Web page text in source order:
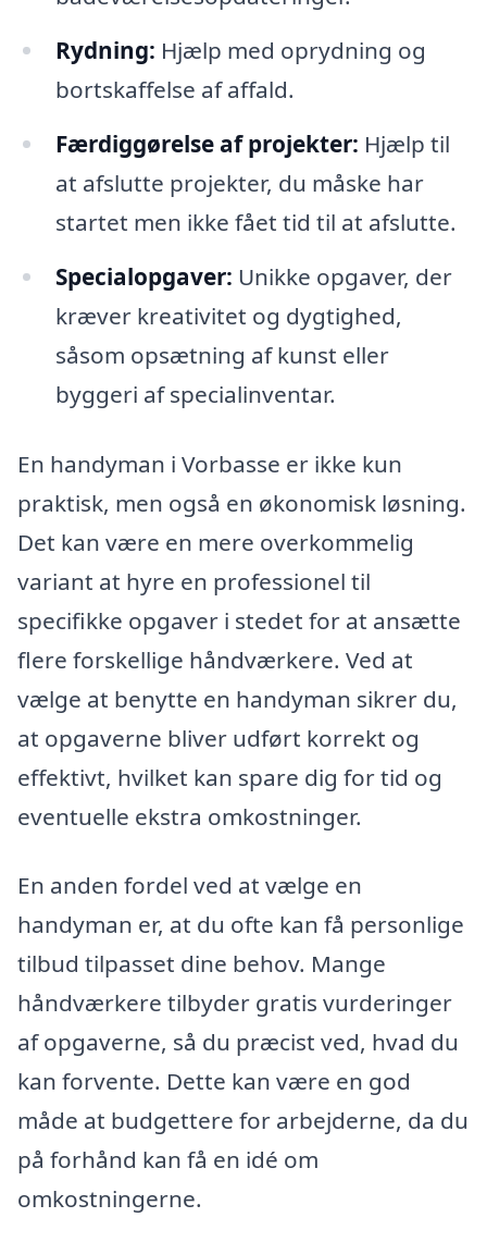
Rydning: Hjælp med oprydning og
bortskaffelse af affald.
Færdiggørelse af projekter: Hjælp til
at afslutte projekter, du måske har
startet men ikke fået tid til at afslutte.
Specialopgaver: Unikke opgaver, der
kræver kreativitet og dygtighed,
såsom opsætning af kunst eller
byggeri af specialinventar.
En handyman i Vorbasse er ikke kun
praktisk, men også en økonomisk løsning.
Det kan være en mere overkommelig
variant at hyre en professionel til
specifikke opgaver i stedet for at ansætte
flere forskellige håndværkere. Ved at
vælge at benytte en handyman sikrer du,
at opgaverne bliver udført korrekt og
effektivt, hvilket kan spare dig for tid og
eventuelle ekstra omkostninger.
En anden fordel ved at vælge en
handyman er, at du ofte kan få personlige
tilbud tilpasset dine behov. Mange
håndværkere tilbyder gratis vurderinger
af opgaverne, så du præcist ved, hvad du
kan forvente. Dette kan være en god
måde at budgettere for arbejderne, da du
på forhånd kan få en idé om
omkostningerne.